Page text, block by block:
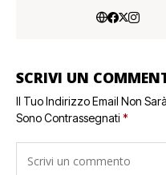
SCRIVI UN
Il Tuo Indirizzo Email Non
Sono Contrassegnati *